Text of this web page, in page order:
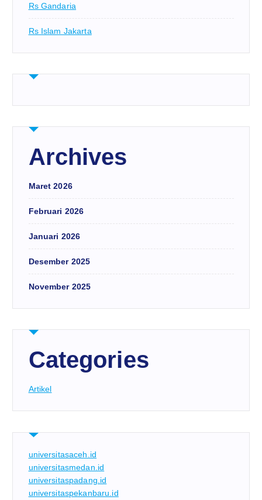
Rs Gandaria
Rs Islam Jakarta
Archives
Maret 2026
Februari 2026
Januari 2026
Desember 2025
November 2025
Categories
Artikel
universitasaceh.id
universitasmedan.id
universitaspadang.id
universitaspekanbaru.id